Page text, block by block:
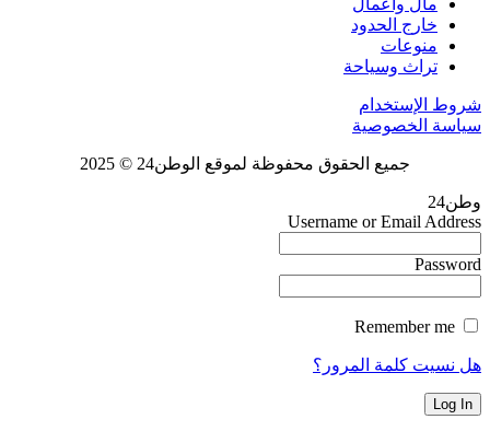
مال وأعمال
خارج الحدود
منوعات
تراث وسياحة
شروط الإستخدام
سياسة الخصوصية
جميع الحقوق محفوظة لموقع الوطن24 © 2025
وطن24
Username or Email Address
Password
هل نسيت كلمة المرور؟